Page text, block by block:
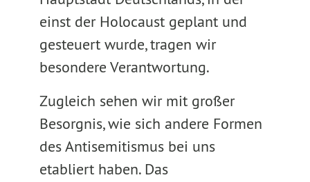
einst der Holocaust geplant und
gesteuert wurde, tragen wir
besondere Verantwortung.
Zugleich sehen wir mit großer
Besorgnis, wie sich andere Formen
des Antisemitismus bei uns
etabliert haben. Das